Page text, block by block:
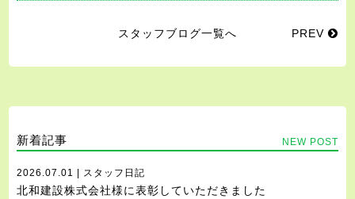
スタッフブログ一覧へ PREV
新着記事 NEW POST
2026.07.01 | スタッフ日記
北和建設株式会社様に表彰していただきました